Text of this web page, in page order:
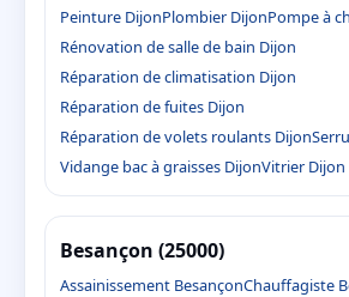
Peinture DijonPlombier DijonPompe à
Rénovation de salle de bain Dijon
Réparation de climatisation Dijon
Réparation de fuites Dijon
Réparation de volets roulants Dijon
Vidange bac à graisses DijonVitrier Dijon
Besançon (25000)
Assainissement BesançonChauffagiste